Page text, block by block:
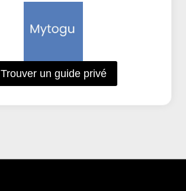
Trouver un guide privé